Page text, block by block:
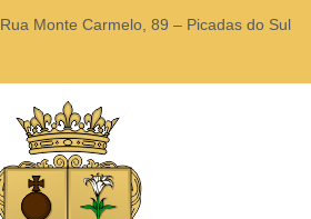
Rua Monte Carmelo, 89 – Picadas do Sul